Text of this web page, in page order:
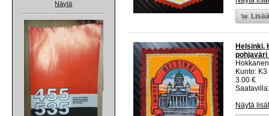
Näytä
Helsinki,
pohjaväri
Kunto:
3.00 €
Näytä